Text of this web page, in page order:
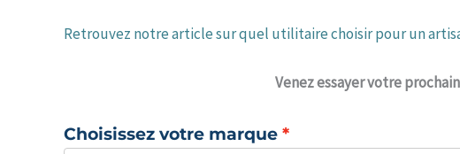
Retrouvez notre article sur quel utilitaire choisir pour un
Venezessayer votre
Choisissez votre marque